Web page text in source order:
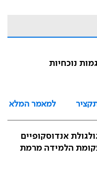
למאמר המלא
אנדוסקופיים
הלמידה מרמת